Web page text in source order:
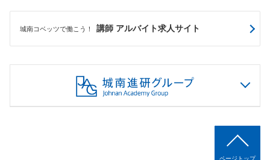
城南コベッツで働こう！ 講師 アルバイト求人サイト
ページトップ